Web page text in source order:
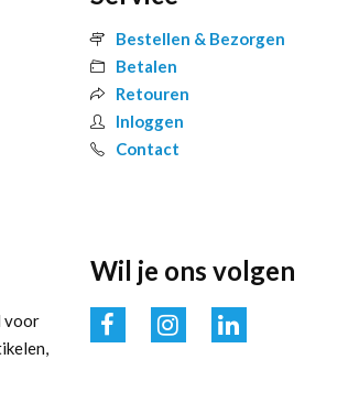
Bestellen & Bezorgen
Betalen
Retouren
Inloggen
Contact
voor
Wil je ons volgen